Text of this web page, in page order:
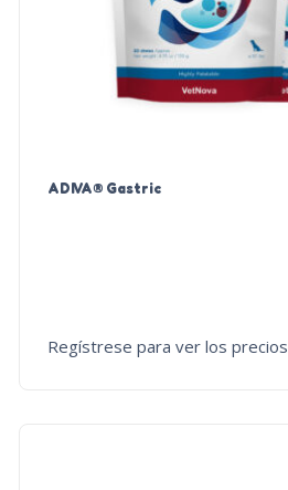
ADIVA® Gastric
Regístrese para ver los precios